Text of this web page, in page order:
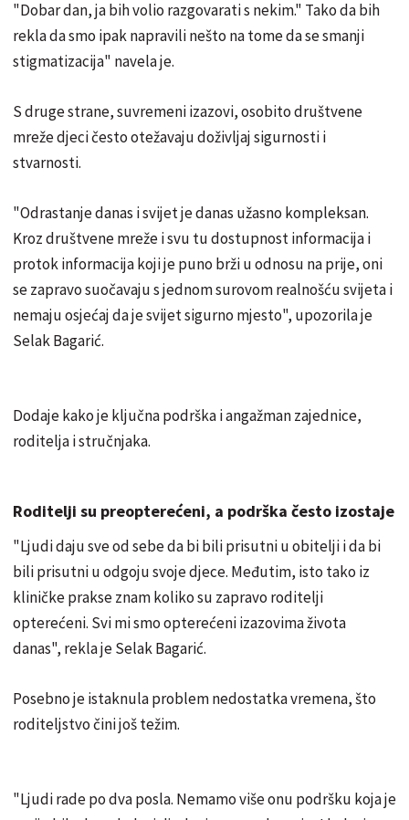
"Dobar dan, ja bih volio razgovarati s nekim." Tako da bih
rekla da smo ipak napravili nešto na tome da se smanji
stigmatizacija" navela je.
S druge strane, suvremeni izazovi, osobito društvene
mreže djeci često otežavaju doživljaj sigurnosti i
stvarnosti.
"Odrastanje danas i svijet je danas užasno kompleksan.
Kroz društvene mreže i svu tu dostupnost informacija i
protok informacija koji je puno brži u odnosu na prije, oni
se zapravo suočavaju s jednom surovom realnošću svijeta i
nemaju osjećaj da je svijet sigurno mjesto", upozorila je
Selak Bagarić.
Dodaje kako je ključna podrška i angažman zajednice,
roditelja i stručnjaka.
Roditelji su preopterećeni, a podrška često izostaje
"Ljudi daju sve od sebe da bi bili prisutni u obitelji i da bi
bili prisutni u odgoju svoje djece. Međutim, isto tako iz
kliničke prakse znam koliko su zapravo roditelji
opterećeni. Svi mi smo opterećeni izazovima života
danas", rekla je Selak Bagarić.
Posebno je istaknula problem nedostatka vremena, što
roditeljstvo čini još težim.
"Ljudi rade po dva posla. Nemamo više onu podršku koja je